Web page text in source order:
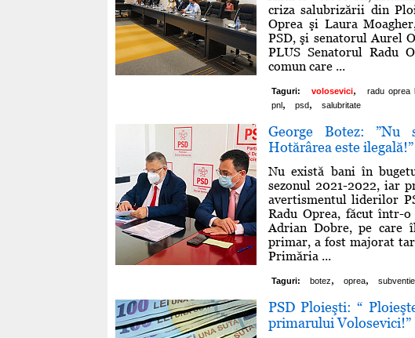
criza salubrizării din
Oprea şi Laura
PSD, şi senatorul Aurel
PLUS Senatorul Radu
comun care ...
Taguri: volosevici, radu oprea
pnl, psd, salubritate
George Botez: ”Nu
Hotărârea este ilegală!”
Nu există bani în
sezonul 2021-2022, iar
avertismentul liderilor
Radu Oprea, făcut într-
Adrian Dobre, pe care
primar, a fost majorat
Primăria ...
Taguri: botez, oprea, subventie
PSD Ploieşti: “
primarului Volosevici!”